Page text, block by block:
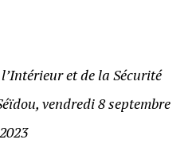
et de la Sécurité
vendredi 8 septembre
2023